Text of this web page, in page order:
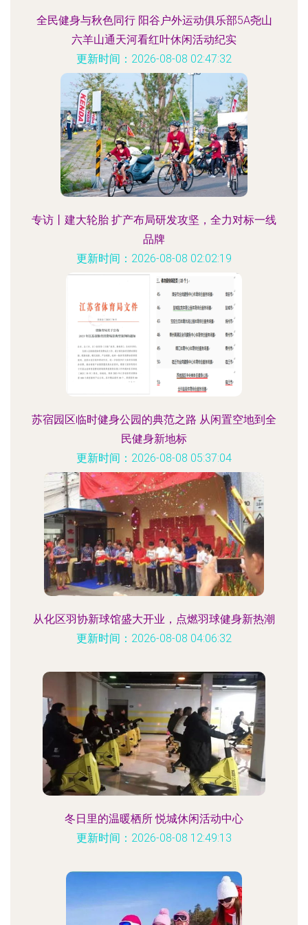
全民健身与秋色同行 阳谷户外运动俱乐部5A尧山
六羊山通天河看红叶休闲活动纪实
更新时间：2026-08-08 02:47:32
专访丨建大轮胎 扩产布局研发攻坚，全力对标一线
品牌
更新时间：2026-08-08 02:02:19
苏宿园区临时健身公园的典范之路 从闲置空地到全
民健身新地标
更新时间：2026-08-08 05:37:04
从化区羽协新球馆盛大开业，点燃羽球健身新热潮
更新时间：2026-08-08 04:06:32
冬日里的温暖栖所 悦城休闲活动中心
更新时间：2026-08-08 12:49:13